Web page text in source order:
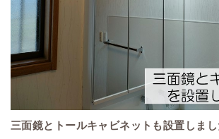
三面鏡とトールキャビネットも設置しまし